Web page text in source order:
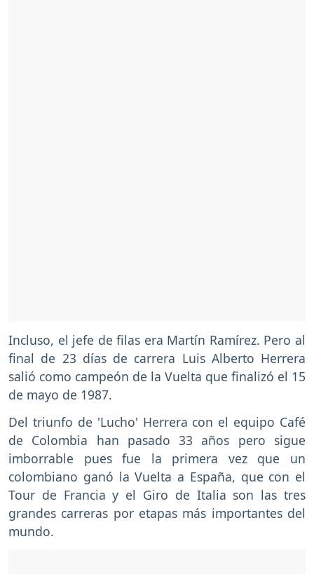
Incluso, el jefe de filas era Martín Ramírez. Pero al
final de 23 días de carrera Luis Alberto Herrera
salió como campeón de la Vuelta que finalizó el 15
de mayo de 1987.
Del triunfo de 'Lucho' Herrera con el equipo Café
de Colombia han pasado 33 años pero sigue
imborrable pues fue la primera vez que un
colombiano ganó la Vuelta a España, que con el
Tour de Francia y el Giro de Italia son las tres
grandes carreras por etapas más importantes del
mundo.